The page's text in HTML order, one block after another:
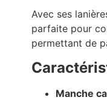
Avec ses
parfaite pour
permettant de
Manche